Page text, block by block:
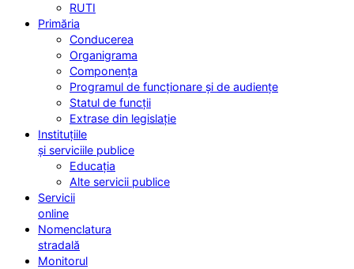
RUTI
Primăria
Conducerea
Organigrama
Componența
Programul de funcționare și de audiențe
Statul de funcții
Extrase din legislație
Instituțiile
și serviciile publice
Educația
Alte servicii publice
Servicii
online
Nomenclatura
stradală
Monitorul